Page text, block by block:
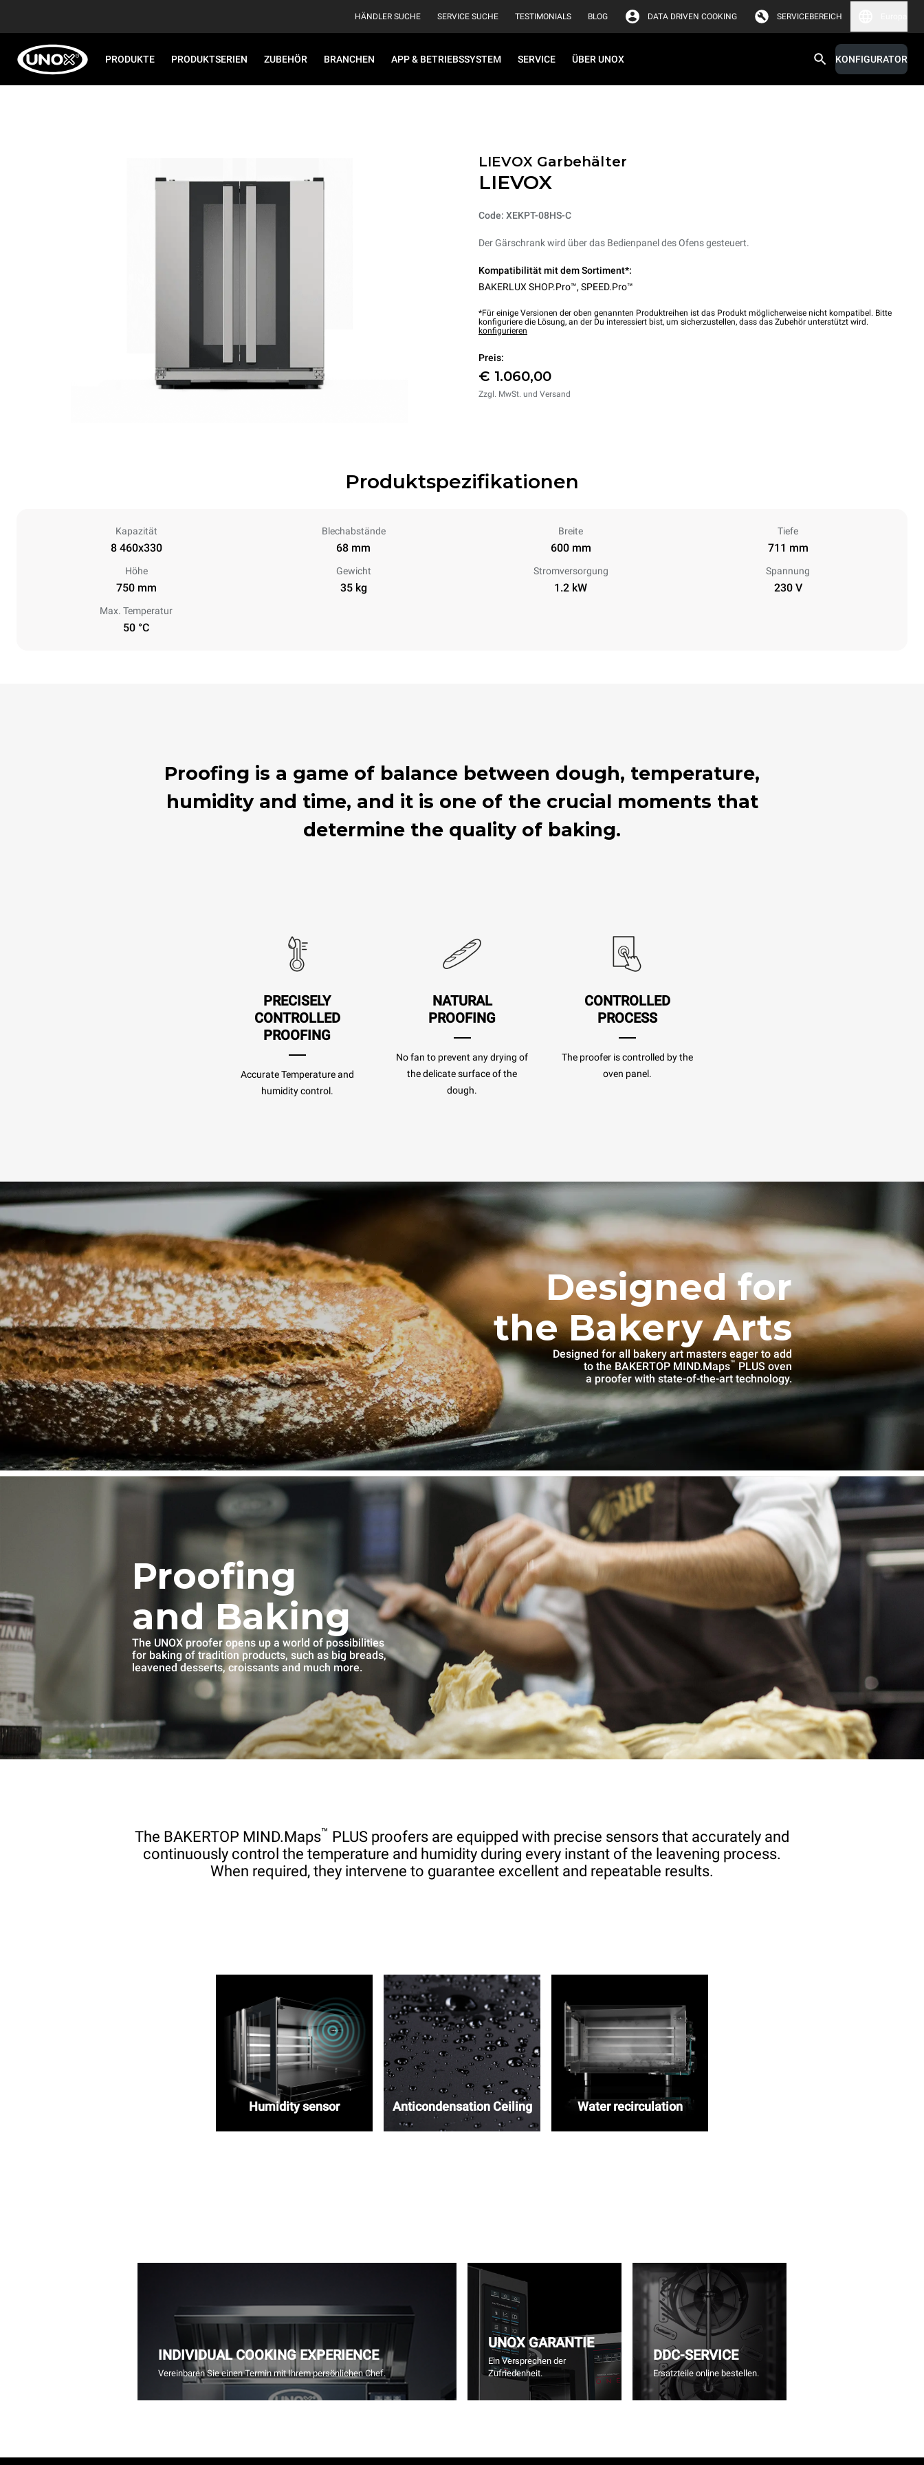
HÄNDLER SUCHE SERVICE SUCHE TESTIMONIALS BLOG DATA DRIVEN COOKING SERVICEBEREICH
PRODUKTE PRODUKTSERIEN ZUBEHÖR BRANCHEN APP & BETRIEBSSYSTEM SERVICE ÜBER UNOX KONFIGURATOR
LIEVOX Garbehälter
LIEVOX
Code: XEKPT-08HS-C
Der Gärschrank wird über das Bedienpanel des Ofens gesteuert.
Kompatibilität mit dem Sortiment*:
BAKERLUX SHOP.Pro™, SPEED.Pro™
*Für einige Versionen der oben genannten Produktreihen ist das Produkt möglicherweise nicht kompatibel. Bitte
konfiguriere die Lösung, an der Du interessiert bist, um sicherzustellen, dass das Zubehör unterstützt wird.
konfigurieren
Preis:
€ 1.060,00
Zzgl. MwSt. und Versand
Produktspezifikationen
Kapazität
8 460x330
Blechabstände
68 mm
Breite
600 mm
Tiefe
711 mm
Höhe
750 mm
Gewicht
35 kg
Stromversorgung
1.2 kW
Spannung
230 V
Max. Temperatur
50 °C
Proofing is a game of balance between dough, temperature,
humidity and time, and it is one of the crucial moments that
determine the quality of baking.
PRECISELY
CONTROLLED
PROOFING
Accurate Temperature and
humidity control.
NATURAL
PROOFING
No fan to prevent any drying of
the delicate surface of the
dough.
CONTROLLED
PROCESS
The proofer is controlled by the
oven panel.
Designed for
the Bakery Arts
Designed for all bakery art masters eager to add
to the BAKERTOP MIND.Maps™ PLUS oven
a proofer with state-of-the-art technology.
Proofing
and Baking
The UNOX proofer opens up a world of possibilities
for baking of tradition products, such as big breads,
leavened desserts, croissants and much more.
The BAKERTOP MIND.Maps™ PLUS proofers are equipped with precise sensors that accurately and
continuously control the temperature and humidity during every instant of the leavening process.
When required, they intervene to guarantee excellent and repeatable results.
Humidity sensor Anticondensation Ceiling Water recirculation
INDIVIDUAL COOKING EXPERIENCE
Vereinbaren Sie einen Termin mit Ihrem persönlichen Chef.
UNOX GARANTIE
Ein Versprechen der
Zufriedenheit.
DDC-SERVICE
Ersatzteile online bestellen.